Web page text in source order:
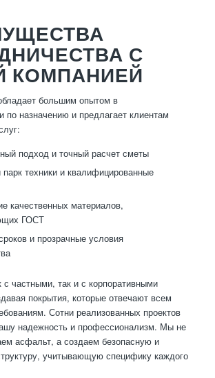
С
КОМПАНИЕЙ
большим опытом в
по назначению и предлагает клиентам
подход и точный расчет сметы
техники и квалифицированные
качественных материалов,
ГОСТ
и прозрачные условия
частными, так и с корпоративными
покрытия, которые отвечают всем
Сотни реализованных проектов
надежность и профессионализм. Мы не
асфальт, а создаем безопасную и
учитывающую специфику каждого